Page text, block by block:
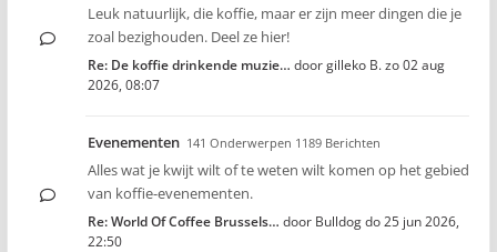
Leuk natuurlijk, die koffie, maar er zijn meer dingen die je
zoal bezighouden. Deel ze hier!
Re: De koffie drinkende muzie… doorgilleko B.zo 02 aug
2026, 08:07
Evenementen 141 Onderwerpen 1189 Berichten
Alles wat je kwijt wilt of te weten wilt komen op het gebied
van koffie-evenementen.
Re: World Of Coffee Brussels… door Bulldogdo 25 jun 2026,
22:50